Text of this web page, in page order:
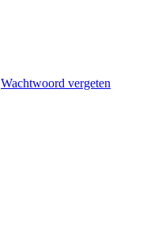
Wachtwoord vergeten